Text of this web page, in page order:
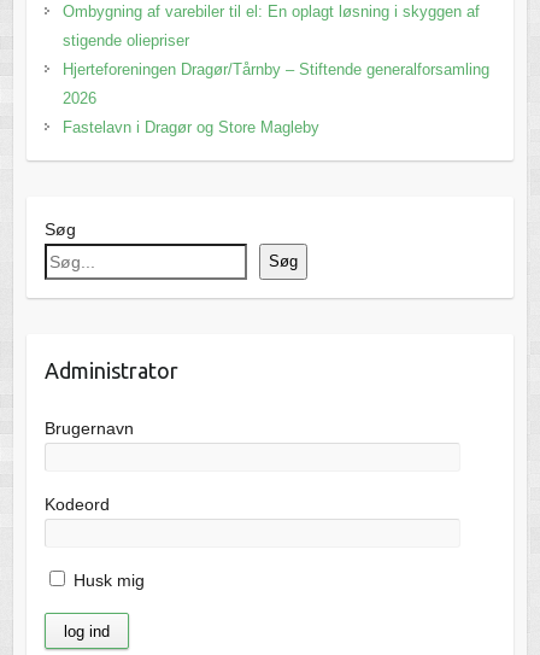
Ombygning af varebiler til el: En oplagt løsning i skyggen af
stigende oliepriser
Hjerteforeningen Dragør/Tårnby – Stiftende generalforsamling
2026
Fastelavn i Dragør og Store Magleby
Søg
Søg
Administrator
Brugernavn
Kodeord
Husk mig